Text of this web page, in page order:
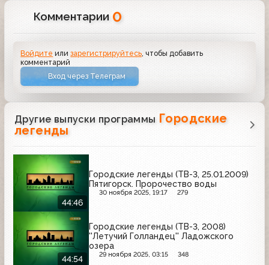
Комментарии 0
Войдите илизарегистрируйтесь , чтобы добавить
комментарий
Вход через Телеграм
Другие выпуски программы Городские
легенды
44:46
Городские легенды (ТВ-3, 25.01.2009)
Пятигорск. Пророчество воды
30 ноября 2025, 19:17 279
44:54
Городские легенды (ТВ-3, 2008)
''Летучий Голландец'' Ладожского
озера
29 ноября 2025, 03:15 348